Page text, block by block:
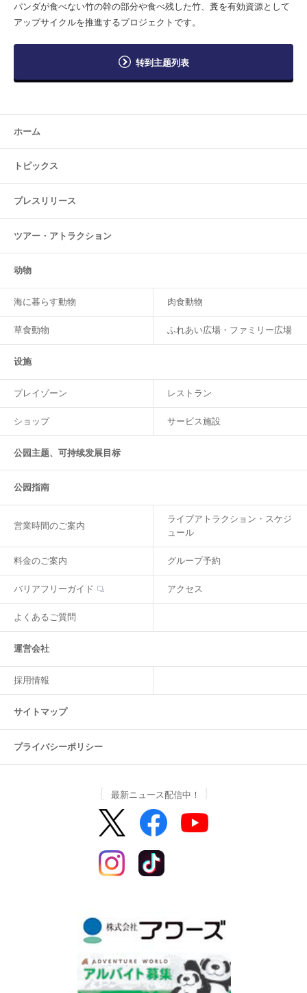
パンダが食べない竹の幹の部分や食べ残した竹、糞を有効資源として
アップサイクルを推進するプロジェクトです。
转到主题列表
ホーム
トピックス
プレスリリース
ツアー・ アトラクション
动物
海に暮らす動物 肉食動物
草食動物 ふれあい広場・ファミリー広場
设施
プレイゾーン レストラン
ショップ サービス施設
公园主题、可持续发展目标
公园指南
営業時間のご案内
ライブアトラクション・スケジ
ュール
料金のご案内 グループ予約
バリアフリーガイド アクセス
よくあるご質問
運営会社
採用情報
サイトマップ
プライバシーポリシー
最新ニュース配信中！